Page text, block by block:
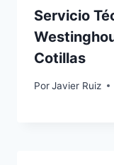
Servicio
Cotillas
PorJavier Ruiz